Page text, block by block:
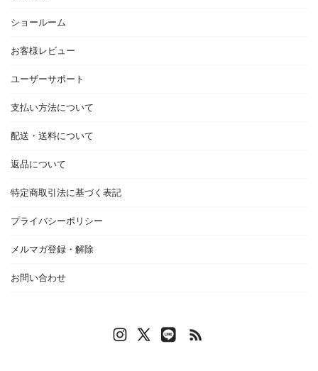
ショールーム
お客様レビュー
ユーザーサポート
支払い方法について
配送・送料について
返品について
特定商取引法に基づく表記
プライバシーポリシー
メルマガ登録・解除
お問い合わせ